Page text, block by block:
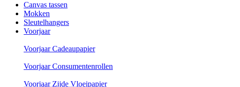
Canvas tassen
Mokken
Sleutelhangers
Voorjaar
Voorjaar Cadeaupapier
Voorjaar Consumentenrollen
Voorjaar Zijde Vloeipapier